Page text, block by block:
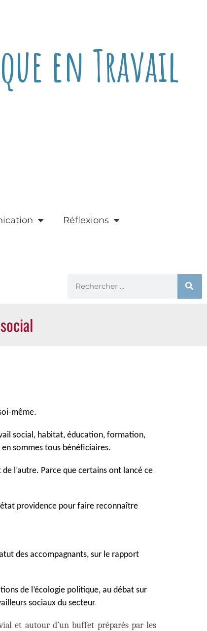
en Travail
Réflexions
même.
social, habitat, éducation, formation,
en sommes tous bénéficiaires.
l’autre. Parce que certains ont lancé ce
providence pour faire reconnaître
des accompagnants, sur le rapport
de l’écologie politique, au débat sur
sociaux du secteur.
et autour d’un buffet préparés par les